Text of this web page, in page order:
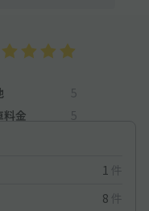
5
料金
5
1 件
8 件